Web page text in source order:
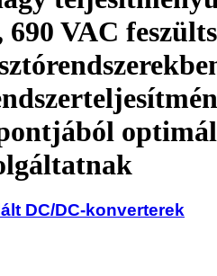
VAC
DC/DC-konverterek